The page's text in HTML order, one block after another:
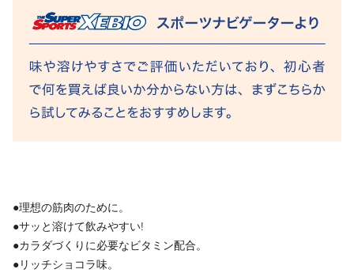
●理想の筋肉のために。
●サッと溶けて飲みやすい!
●カラダづくりに必要なビタミン配合。
●リッチショコラ味。